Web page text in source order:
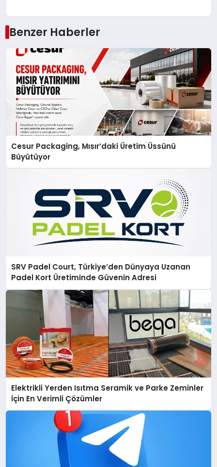
Benzer Haberler
Cesur Packaging, Mısır’daki Üretim Üssünü
Büyütüyor
SRV Padel Court, Türkiye’den Dünyaya Uzanan
Padel Kort Üretiminde Güvenin Adresi
Elektrikli Yerden Isıtma Seramik ve Parke Zeminler
İçin En Verimli Çözümler